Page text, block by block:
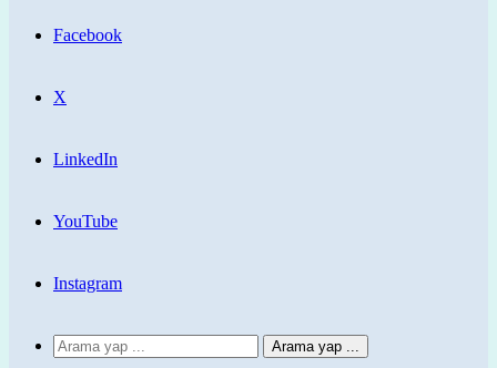
Facebook
X
LinkedIn
YouTube
Instagram
Arama yap ...